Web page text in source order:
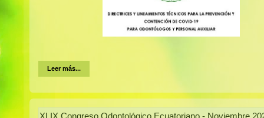
Leer más...
XLIX Congreso Odontológico Ecuatoriano - Noviembre